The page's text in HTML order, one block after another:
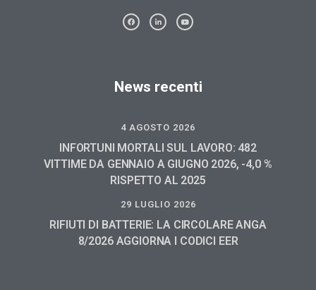
News recenti
4 AGOSTO 2026
INFORTUNI MORTALI SUL LAVORO: 482
VITTIME DA GENNAIO A GIUGNO 2026, -4,0 %
RISPETTO AL 2025
29 LUGLIO 2026
RIFIUTI DI BATTERIE: LA CIRCOLARE ANGA
8/2026 AGGIORNA I CODICI EER